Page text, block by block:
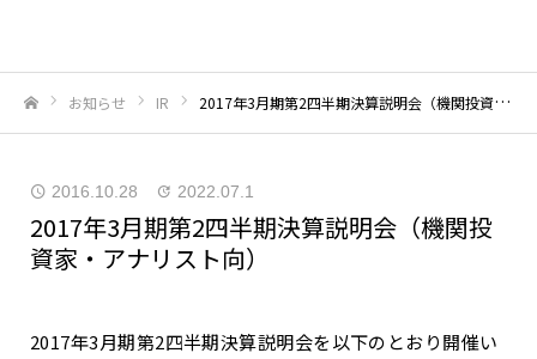
お知らせ IR 2017年3月期第2四半期決算説明会（機関投資家・アナリスト向）
2016.10.28 2022.07.1
2017年3月期第2四半期決算説明会（機関投
資家・アナリスト向）
2017年3月期第2四半期決算説明会を以下のとおり開催い